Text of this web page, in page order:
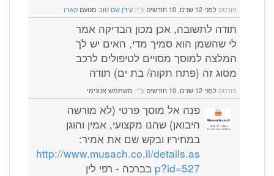
פורסם לפני 12 שנים, 10 חודשים ע"י: עידן שם טוב מטעם קארז
תודה לתשובה, אכן מכון הבדיקה אמר
לי שהשמן הוא סמיך מדי, האים יש לך
המלצה למוסך מסויים לטיפולים לרכב
מסוג זה (פתח תקוה/ בת ים) תודה
פורסם לפני 12 שנים, 10 חודשים ע"י: משתמש אנונימי
פנה אל מוסך פרטי (לא מורשה
היבואן) שהנו מקצועי, אמין והוגן
במחיריו ובקש שם את אמיר:
http://www.musach.co.il/details.as
p?id=527 בברכה - רפי לין